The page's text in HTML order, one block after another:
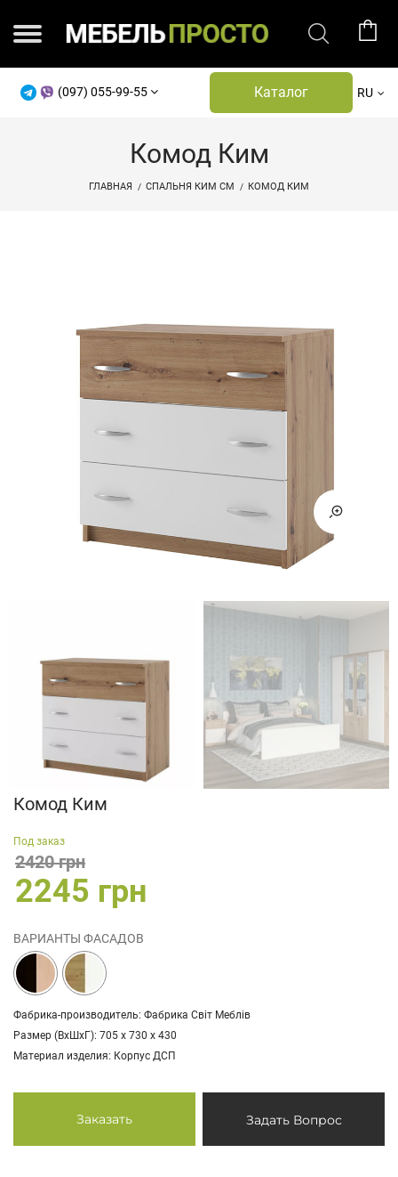
(097) 055-99-55 Каталог RU
Комод Ким
ГЛАВНАЯ СПАЛЬНЯ КИМ СМ КОМОД КИМ
Комод Ким
Под заказ
2245 грн
2420 грн
ВАРИАНТЫ ФАСАДОВ
Фабрика-производитель: Фабрика Світ Меблів
Размер (ВхШхГ): 705 х 730 х 430
Материал изделия: Корпус ДСП
Заказать Задать Вопрос